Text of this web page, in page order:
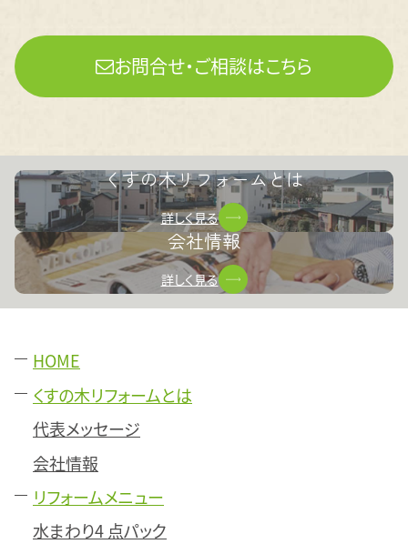
お問合せ・ご相談はこちら
くすの木リフォームとは
詳しく見る
会社情報
詳しく見る
HOME
くすの木リフォームとは
代表メッセージ
会社情報
リフォームメニュー
水まわり4 点パック